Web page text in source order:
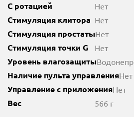
С ротацией Нет
Стимуляция клитора Нет
Стимуляция простатыНет
Стимуляция точки G Нет
Уровень влагозащиты
Наличие пульта управленияНет
Управление с приложенияНет
Вес 566 г